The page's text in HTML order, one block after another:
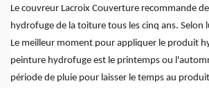
Le couvreur Lacroix Couverture recommande
hydrofuge de la toiture tous les cinq ans. Selon
Le meilleur moment pour appliquer le produit
peinture hydrofuge est le printemps ou
période de pluie pour laisser le temps au